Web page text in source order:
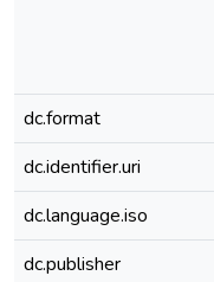
dc.format
dc.identifier.uri
dc.language.iso
dc.publisher